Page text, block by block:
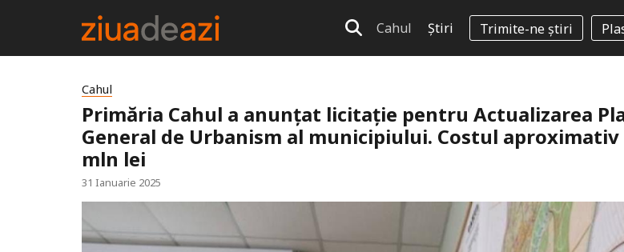
Cahul Știri Trimite-ne știri
Cahul
Primăria Cahul a anunțat licitație pentru Actualizarea
General de Urbanism al municipiului. Costul aproximativ
mln lei
31 Ianuarie 2025